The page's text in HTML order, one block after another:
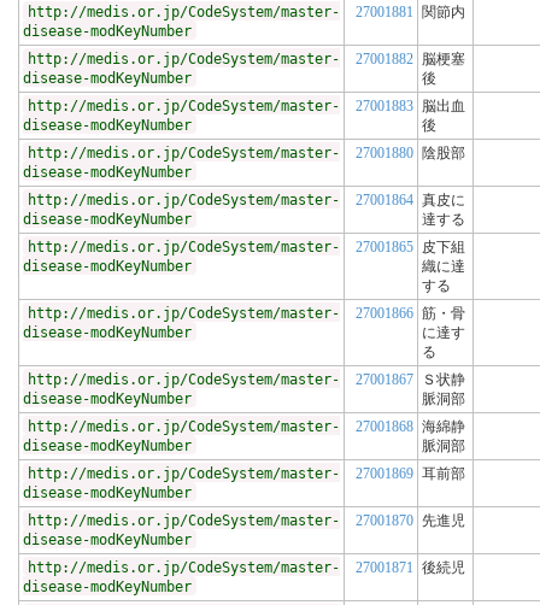
http://medis.or.jp/CodeSystem/master-
disease-modKeyNumber
27001881 関節内
http://medis.or.jp/CodeSystem/master-
disease-modKeyNumber
27001882 脳梗塞
後
http://medis.or.jp/CodeSystem/master-
disease-modKeyNumber
27001883 脳出血
後
http://medis.or.jp/CodeSystem/master-
disease-modKeyNumber
27001880 陰股部
http://medis.or.jp/CodeSystem/master-
disease-modKeyNumber
27001864 真皮に
達する
http://medis.or.jp/CodeSystem/master-
disease-modKeyNumber
27001865 皮下組
織に達
する
http://medis.or.jp/CodeSystem/master-
disease-modKeyNumber
27001866 筋・骨
に達す
る
http://medis.or.jp/CodeSystem/master-
disease-modKeyNumber
27001867
Ｓ状静
脈洞部
http://medis.or.jp/CodeSystem/master-
disease-modKeyNumber
27001868 海綿静
脈洞部
http://medis.or.jp/CodeSystem/master-
disease-modKeyNumber
27001869 耳前部
http://medis.or.jp/CodeSystem/master-
disease-modKeyNumber
27001870 先進児
http://medis.or.jp/CodeSystem/master-
disease-modKeyNumber
27001871 後続児